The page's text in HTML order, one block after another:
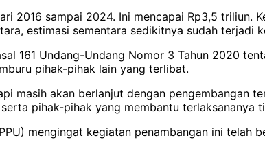
2016 sampai 2024. Ini mencapai Rp3,5 triliun.
estimasi sementara sedikitnya sudah terjadi
161 Undang-Undang Nomor 3 Tahun 2020
pihak-pihak lain yang terlibat.
masih akan berlanjut dengan pengembangan
pihak-pihak yang membantu terlaksananya
mengingat kegiatan penambangan ini telah